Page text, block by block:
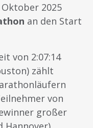
2025
an den Start
von 2:07:14
zählt
von
großer